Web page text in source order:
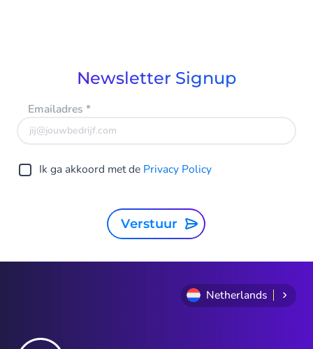
Newsletter Signup
Emailadres *
Ik ga akkoord met de Privacy Policy
Verstuur
Netherlands